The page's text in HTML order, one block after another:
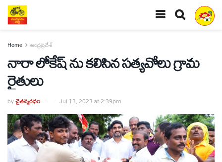
Home ఆంధ్రప్రదేశ్
నారా లోకేష్ ను కలిసిన సత్యవోలు గ్రామ
రైతులు
byచైతన్యరధం Jul 13, 2023 at 2:39pm